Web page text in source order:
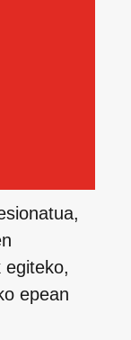
egiteko,
epean